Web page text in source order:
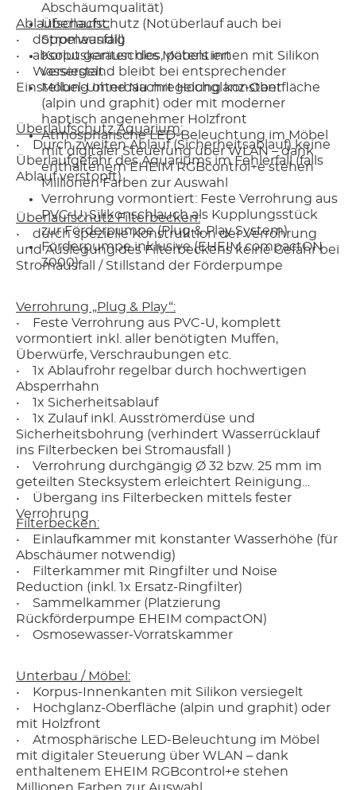
Abschäumqualität)
Überlaufschutz (Notüberlauf auch bei
Stromausfall)
Korpuskanten des Möbels innen mit Silikon
versiegelt
Möbel-Unterbau mit Hochglanz-Oberfläche
(alpin und graphit) oder mit moderner
haptisch angenehmer Holzfront
Atmosphärische LED-Beleuchtung im Möbel
mit digitaler Steuerung über WLAN – dank
enthaltenem EHEIM RGBcontrol+e stehen
Millionen Farben zur Auswahl
Verrohrung vormontiert: Feste Verrohrung aus
PVC-U; Silikonschlauch als Kupplungsstück
zur Förderpumpe (Plug & Play System)
Förderpumpe inklusive (EHEIM compactON
3000)
Ablaufschacht:
• doppelwandig
• absolut geräuschlos, patentiert
• Wasserstand bleibt bei entsprechender
Einstellung ohne Nachregelung konstant
Überlaufschutz Aquarium:
• Durch zweiten Ablauf (Sicherheitsablauf) keine
Überlaufgefahr des Aquariums im Fehlerfall (falls
Ablauf verstopft)
Überlaufschutz Filterbecken:
• durch spezielle Konstruktion der Verrohrung
und Auslegung des Filterbeckens keine Gefahr bei
Stromausfall / Stillstand der Förderpumpe
Verrohrung „Plug & Play“:
• Feste Verrohrung aus PVC-U, komplett
vormontiert inkl. aller benötigten Muffen,
Überwürfe, Verschraubungen etc.
• 1x Ablaufrohr regelbar durch hochwertigen
Absperrhahn
• 1x Sicherheitsablauf
• 1x Zulauf inkl. Ausströmerdüse und
Sicherheitsbohrung (verhindert Wasserrücklauf
ins Filterbecken bei Stromausfall )
• Verrohrung durchgängig Ø 32 bzw. 25 mm im
geteilten Stecksystem erleichtert Reinigung
• Übergang ins Filterbecken mittels fester
Verrohrung
Filterbecken:
• Einlaufkammer mit konstanter Wasserhöhe (für
Abschäumer notwendig)
• Filterkammer mit Ringfilter und Noise
Reduction (inkl. 1x Ersatz-Ringfilter)
• Sammelkammer (Platzierung
Rückförderpumpe EHEIM compactON)
• Osmosewasser-Vorratskammer
Unterbau / Möbel:
• Korpus-Innenkanten mit Silikon versiegelt
• Hochglanz-Oberfläche (alpin und graphit) oder
mit Holzfront
• Atmosphärische LED-Beleuchtung im Möbel
mit digitaler Steuerung über WLAN – dank
enthaltenem EHEIM RGBcontrol+e stehen